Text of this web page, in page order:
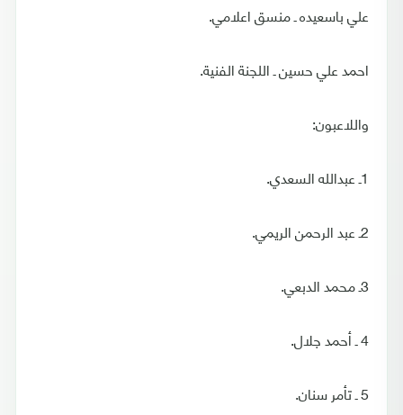
علي باسعيده ـ منسق اعلامي.
احمد علي حسين ـ اللجنة الفنية.
واللاعبون:
1ـ عبدالله السعدي.
2ـ عبد الرحمن الريمي.
3ـ محمد الدبعي.
4 ـ أحمد جلال.
5 ـ تأمر سنان.